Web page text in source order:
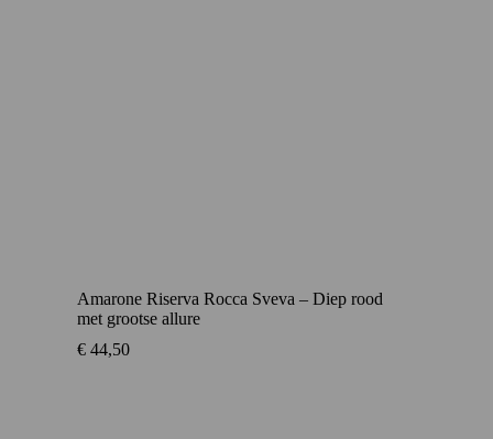
Amarone Riserva Rocca Sveva – Diep rood
met grootse allure
€ 44,50